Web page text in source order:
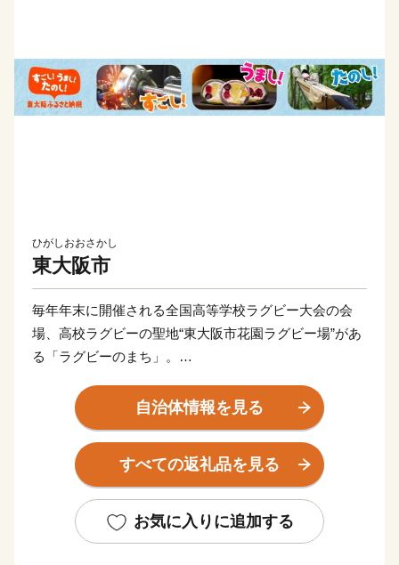
ひがしおおさかし
東大阪市
毎年年末に開催される全国高等学校ラグビー大会の会
場、高校ラグビーの聖地“東大阪市花園ラグビー場”があ
る「ラグビーのまち」。
力が集まる「モノづくりのまち」。
近畿大学、大阪商業大学、大阪樟蔭女子大学、東大阪大
学と市内に大学が4校あり、3万人以上の大学生が市内に
通学している「学生のまち」。
商店が多い等、東大阪市にはたくさんの魅力がありま
自治体情報を見る
すべての返礼品を見る
お気に入りに追加する